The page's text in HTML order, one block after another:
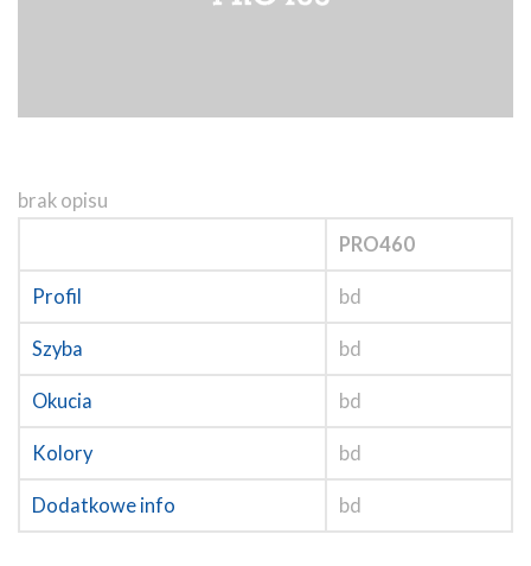
brak opisu
PRO460
Profil bd
Szyba bd
Okucia bd
Kolory bd
Dodatkowe info bd